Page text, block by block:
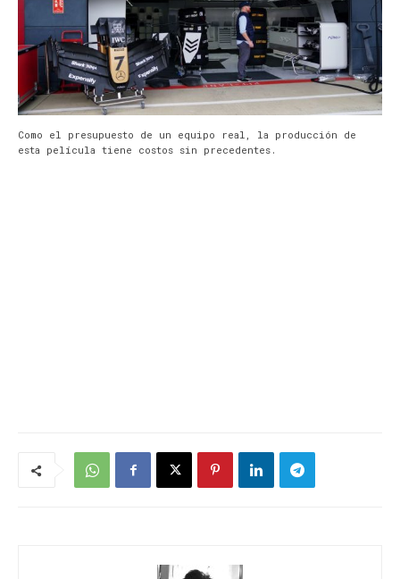
Como el presupuesto de un equipo real, la producción de
esta película tiene costos sin precedentes.